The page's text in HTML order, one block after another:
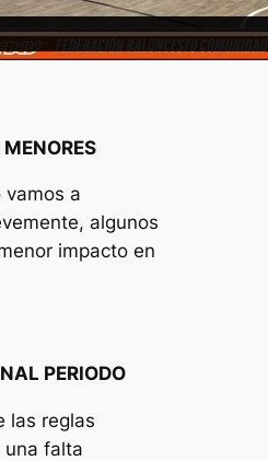
vamos a
algunos
impacto en
PERIODO
las reglas
una falta